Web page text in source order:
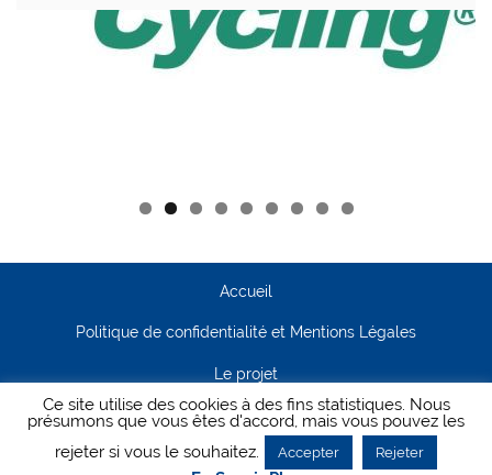
Accueil
Politique de confidentialité et Mentions Légales
Le projet
Contact
Ce site utilise des cookies à des fins statistiques. Nous
présumons que vous êtes d'accord, mais vous pouvez les
rejeter si vous le souhaitez.
Accepter Rejeter